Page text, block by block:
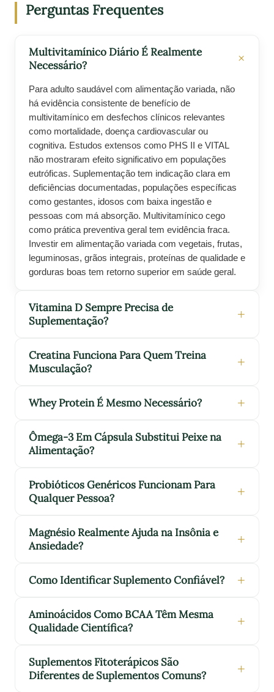
Perguntas Frequentes
Multivitamínico Diário É Realmente
Necessário?
Para adulto saudável com alimentação variada, não
há evidência consistente de benefício de
multivitamínico em desfechos clínicos relevantes
como mortalidade, doença cardiovascular ou
cognitiva. Estudos extensos como PHS II e VITAL
não mostraram efeito significativo em populações
eutróficas. Suplementação tem indicação clara em
deficiências documentadas, populações específicas
como gestantes, idosos com baixa ingestão e
pessoas com má absorção. Multivitamínico cego
como prática preventiva geral tem evidência fraca.
Investir em alimentação variada com vegetais, frutas,
leguminosas, grãos integrais, proteínas de qualidade e
gorduras boas tem retorno superior em saúde geral.
Vitamina D Sempre Precisa de
Suplementação?
Creatina Funciona Para Quem Treina
Musculação?
Whey Protein É Mesmo Necessário?
Ômega-3 Em Cápsula Substitui Peixe na
Alimentação?
Probióticos Genéricos Funcionam Para
Qualquer Pessoa?
Magnésio Realmente Ajuda na Insônia e
Ansiedade?
Como Identificar Suplemento Confiável?
Aminoácidos Como BCAA Têm Mesma
Qualidade Científica?
Suplementos Fitoterápicos São
Diferentes de Suplementos Comuns?